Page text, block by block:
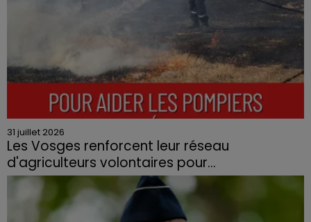
31 juillet 2026
Les Vosges renforcent leur réseau
d'agriculteurs volontaires pour...
Face à la sécheresse et aux risques de départs de feu,
la Chambre d'agriculture des Vosges a lancé un appel
aux agriculteurs volontaires pour venir en aide...